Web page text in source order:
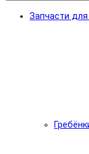
Запчасти